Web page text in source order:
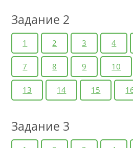
Задание 2
1 2 3 4
7 8 9 10
13 14 15
Задание 3